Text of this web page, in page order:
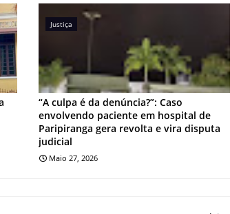
Justiça
“A culpa é da denúncia?”: Caso
envolvendo paciente em hospital de
Paripiranga gera revolta e vira disputa
judicial
Maio 27, 2026